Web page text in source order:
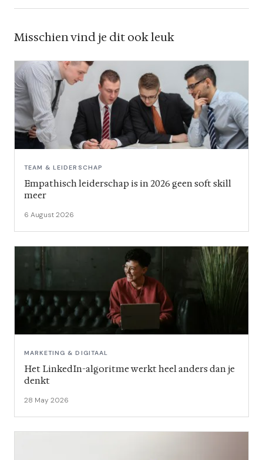
Misschien vind je dit ook leuk
TEAM & LEIDERSCHAP
Empathisch leiderschap is in 2026 geen soft skill
meer
6 August 2026
MARKETING & DIGITAAL
Het LinkedIn-algoritme werkt heel anders dan je
denkt
28 May 2026